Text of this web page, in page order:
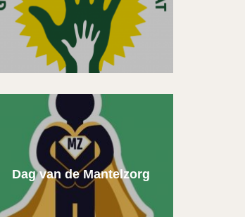
Dag van de Mantelzorg